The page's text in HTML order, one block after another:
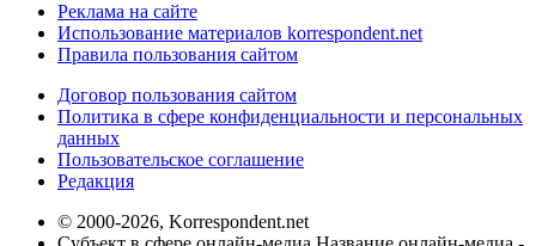
Реклама на сайте
Использование материалов korrespondent.net
Правила пользования сайтом
Договор пользования сайтом
Политика в сфере конфиденциальности и персональных
данных
Пользовательское соглашение
Редакция
© 2000-2026, Korrespondent.net